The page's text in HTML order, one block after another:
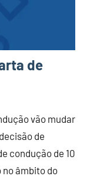
de
vão mudar
de
condução de 10
no âmbito do